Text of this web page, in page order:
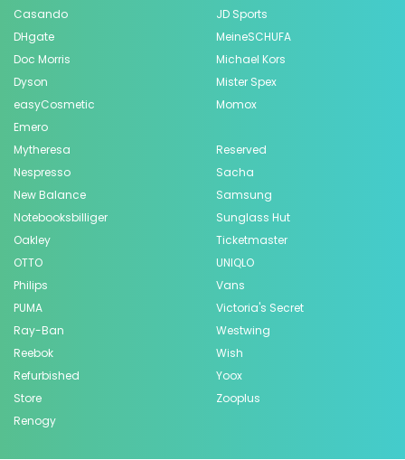
Casando
DHgate
Doc Morris
Dyson
easyCosmetic
Emero
JD Sports
MeineSCHUFA
Michael Kors
Mister Spex
Momox
Mytheresa
Nespresso
New Balance
Notebooksbilliger
Oakley
OTTO
Philips
PUMA
Ray-Ban
Reebok
Refurbished
Store
Renogy
Reserved
Sacha
Samsung
Sunglass Hut
Ticketmaster
UNIQLO
Vans
Victoria's Secret
Westwing
Wish
Yoox
Zooplus